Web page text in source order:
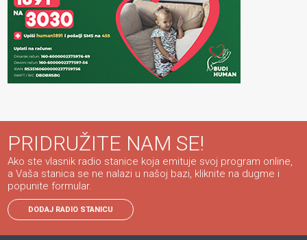
PRIDRUŽITE NAM SE!
Ako ste vlasnik radio stanice koja emituje svoj program online,
a Vaša stanica se ne nalazi u našoj bazi, kliknite na dugme i
popunite formular.
DODAJ RADIO STANICU